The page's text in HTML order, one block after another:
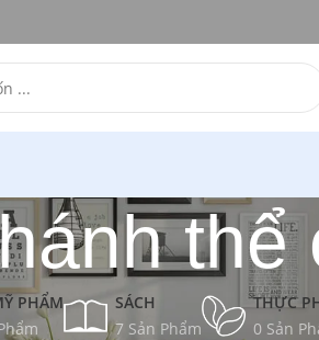
thể
PHẨM
SÁCH
7 Sản Phẩm
THỰC
0 Sản